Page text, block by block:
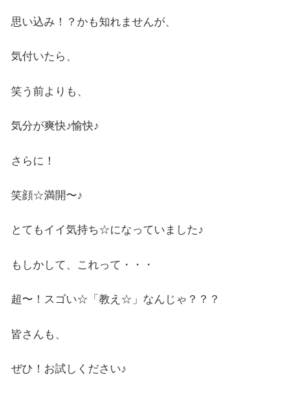
思い込み！？かも知れませんが、
気付いたら、
笑う前よりも、
気分が爽快♪愉快♪
さらに！
笑顔☆満開〜♪
とてもイイ気持ち☆になっていました♪
もしかして、これって・・・
超〜！スゴい☆「教え☆」なんじゃ？？？
皆さんも、
ぜひ！お試しください♪